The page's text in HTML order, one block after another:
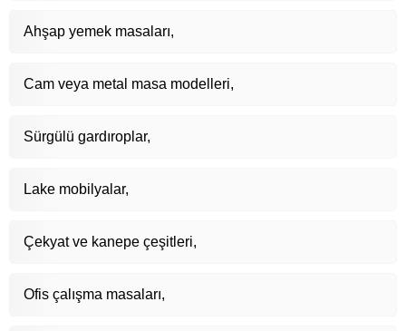
Ahşap yemek masaları,
Cam veya metal masa modelleri,
Sürgülü gardıroplar,
Lake mobilyalar,
Çekyat ve kanepe çeşitleri,
Ofis çalışma masaları,